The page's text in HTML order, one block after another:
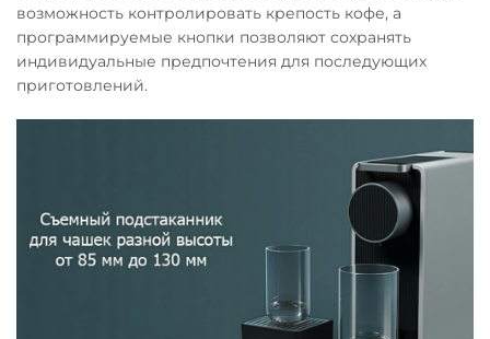
возможность контролировать крепость кофе, а
программируемые кнопки позволяют сохранять
индивидуальные предпочтения для последующих
приготовлений.